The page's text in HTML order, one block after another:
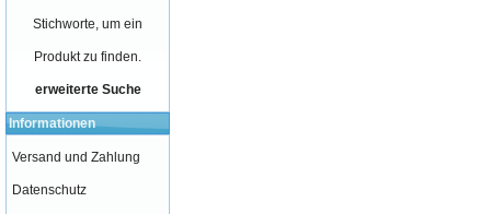
Stichworte, um ein
Produkt zu finden.
erweiterte Suche
Informationen
Versand und Zahlung
Datenschutz